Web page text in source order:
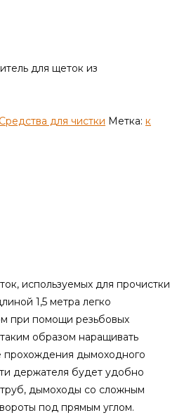
для щеток из
Средства для чистки Метка: к
используемых для прочистки
1,5 метра легко
при помощи резьбовых
образом наращивать
дымоходного
держателя будет удобно
дымоходы со сложным
под прямым углом.